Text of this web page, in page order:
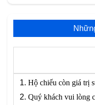
Hộ chiếu còn giá trị
Quý khách vui lòng